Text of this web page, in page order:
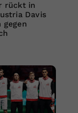
rückt in
Davis
gegen